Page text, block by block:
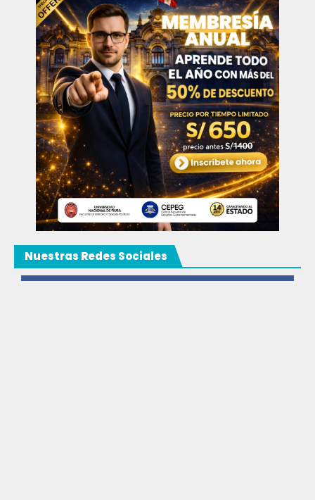
Nuestras Redes Sociales